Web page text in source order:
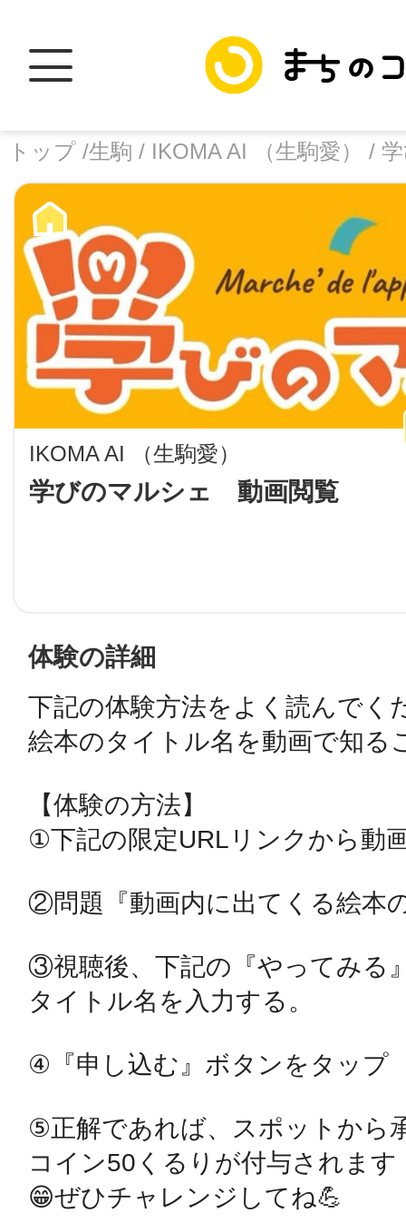
トップ /生駒 / IKOMA AI （生駒愛） /
IKOMA AI （生駒愛）
学びのマルシェ 動画閲覧
facebook
X
LINE
メール
URLをコピー
体験の詳細
下記の体験方法をよく読んでく
絵本のタイトル名を動画で知る
【体験の方法】
①下記の限定URLリンクから動
②問題『動画内に出てくる絵本
③視聴後、下記の『やってみる
タイトル名を入力する。
④『申し込む』ボタンをタップ
⑤正解であれば、スポットから
コイン50くるりが付与されます
😁ぜひチャレンジしてね💪
トップ
加盟スポットに
地域に導入を
鴻巣
生駒